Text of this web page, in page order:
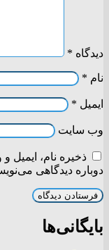
دیدگاه *
نام *
ایمیل *
وب‌ سایت
ذخیره نام، ایمیل
دوباره دیدگاهی
بایگانی‌ها